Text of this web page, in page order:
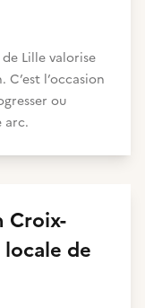
Lille valorise
l’occasion
ou
arc.
Croix-
locale de